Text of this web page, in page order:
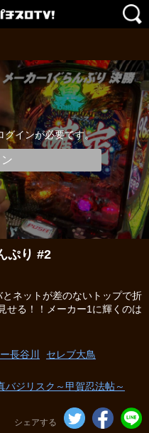
グインが必要です。
ぷり #2
ネットが差のないトップで折
せる！！メーカー1に輝くのは
長谷川 セレブ大鳥
バジリスク～甲賀忍法帖～
シェアする